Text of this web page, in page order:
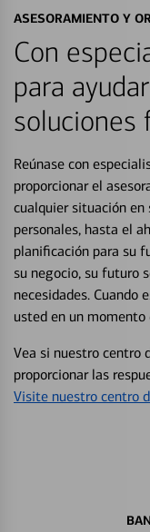
ASESORAMIENTO Y
Con
para
soluciones
Reúnase con
proporcionar el
cualquier situación en
personales, hasta el
planificación para su
su negocio, su futuro
necesidades. Cuando
usted en un momento
Vea si nuestro centro
proporcionar las
Visite nuestro centro